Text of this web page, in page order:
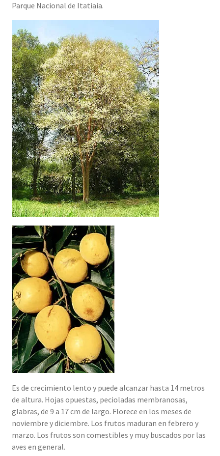
Parque Nacional de Itatiaia.
Es de crecimiento lento y puede alcanzar hasta 14 metros
de altura. Hojas opuestas, pecioladas membranosas,
glabras, de 9 a 17 cm de largo. Florece en los meses de
noviembre y diciembre. Los frutos maduran en febrero y
marzo. Los frutos son comestibles y muy buscados por las
aves en general.